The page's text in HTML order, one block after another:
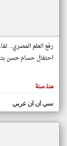
المقالات
الموجوده
هنا عن
رفع العلم المصري..
احتفال حسام حسن
منذ سنة
سي ان ان عربي